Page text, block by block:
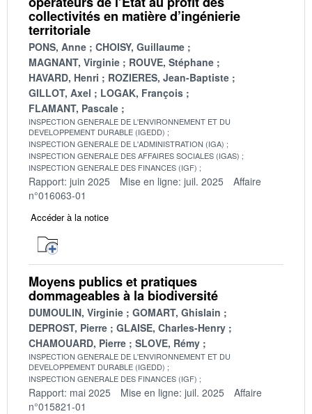
collectivités en matière d’ingénierie
territoriale
PONS, Anne
CHOISY, Guillaume
MAGNANT, Virginie
ROUVE, Stéphane
HAVARD, Henri
ROZIERES, Jean-Baptiste
GILLOT, Axel
LOGAK, François
FLAMANT, Pascale
INSPECTION GENERALE DE L'ENVIRONNEMENT ET DU
DEVELOPPEMENT DURABLE (IGEDD)
INSPECTION GENERALE DE L'ADMINISTRATION (IGA)
INSPECTION GENERALE DES AFFAIRES SOCIALES (IGAS)
INSPECTION GENERALE DES FINANCES (IGF)
Rapport: juin 2025 Mise en ligne: juil. 2025
Affaire
n°016063-01
Accéder à la notice
Moyens publics et pratiques
dommageables à la biodiversité
DUMOULIN, Virginie
GOMART, Ghislain
DEPROST, Pierre
GLAISE, Charles-Henry
CHAMOUARD, Pierre
SLOVE, Rémy
INSPECTION GENERALE DE L'ENVIRONNEMENT ET DU
DEVELOPPEMENT DURABLE (IGEDD)
INSPECTION GENERALE DES FINANCES (IGF)
Rapport: mai 2025 Mise en ligne: juil. 2025
Affaire
n°015821-01